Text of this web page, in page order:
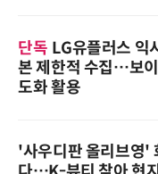
단독 LG유플러스 익
본 제한적 수집…보
도화 활용
'사우디판 올리브영'